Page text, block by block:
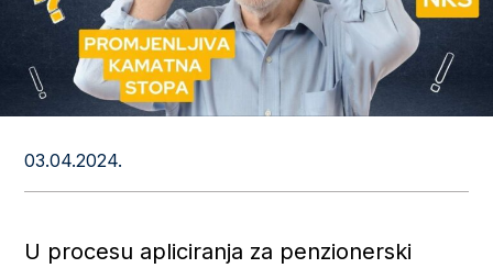
03.04.2024.
U procesu apliciranja za penzionerski